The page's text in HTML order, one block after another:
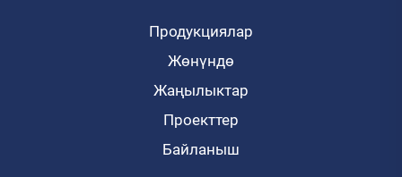
Продукциялар
Жөнүндө
Жаңылыктар
Проекттер
Байланыш